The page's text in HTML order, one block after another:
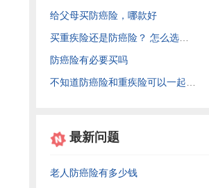
给父母买防癌险，哪款好
买重疾险还是防癌险？ 怎么选择最好？
防癌险有必要买吗
不知道防癌险和重疾险可以一起买么？
最新问题
老人防癌险有多少钱